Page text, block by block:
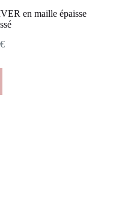
en maille épaisse
€